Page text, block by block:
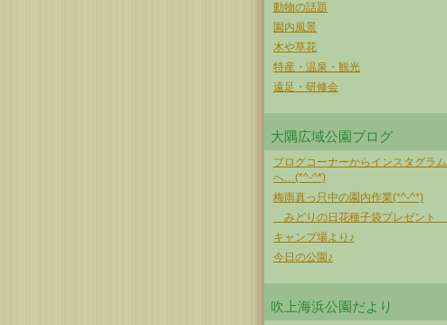
動物の話題
園内風景
木や草花
特産・温泉・観光
遠足・研修会
大隅広域公園ブログ
ブログコーナーからインスタグラム
へ…(*^-^*)
梅雨真っ只中の園内作業(*^-^*)
みどりの日花種子袋プレゼント
キャンプ場より♪
今日の公園♪
吹上海浜公園だより